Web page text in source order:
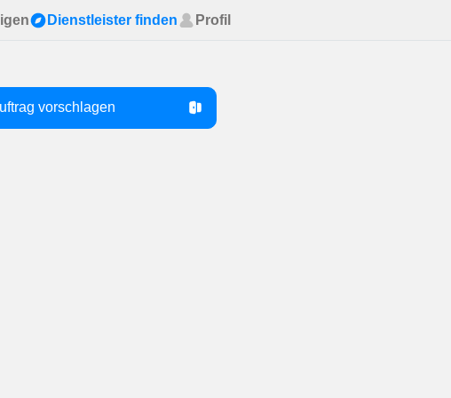
Dienstleister finden Profil
vorschlagen